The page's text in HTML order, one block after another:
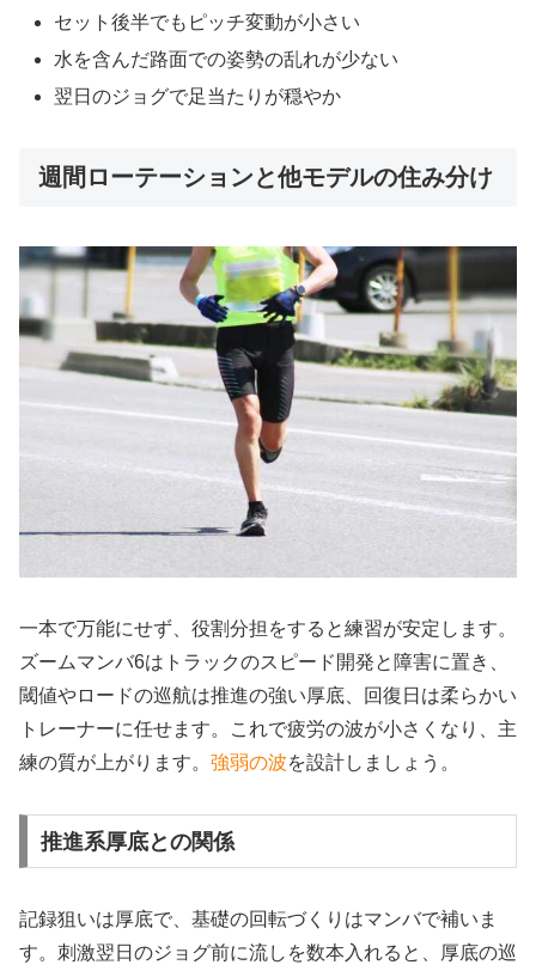
セット後半でもピッチ変動が小さい
水を含んだ路面での姿勢の乱れが少ない
翌日のジョグで足当たりが穏やか
週間ローテーションと他モデルの住み分け
一本で万能にせず、役割分担をすると練習が安定します。
ズームマンバ6はトラックのスピード開発と障害に置き、
閾値やロードの巡航は推進の強い厚底、回復日は柔らかい
トレーナーに任せます。これで疲労の波が小さくなり、主
練の質が上がります。 強弱の波を設計しましょう。
推進系厚底との関係
記録狙いは厚底で、基礎の回転づくりはマンバで補いま
す。刺激翌日のジョグ前に流しを数本入れると、厚底の巡